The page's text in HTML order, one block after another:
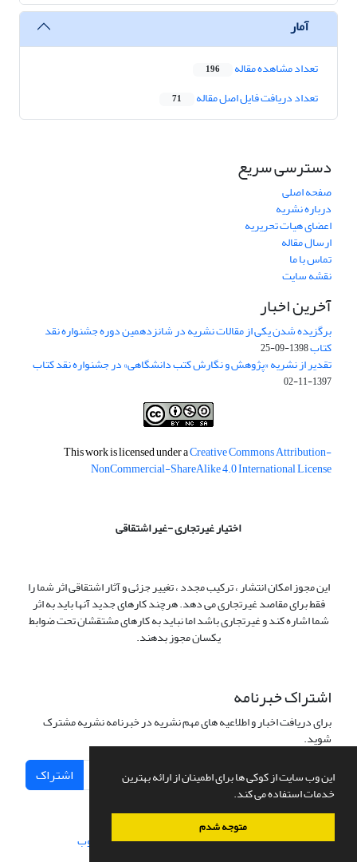
این وب سایت از کوکی ها برای اطمینان از ارائه بهترین
خدمات استفاده می کند.
متوجه شدم
آمار
تعداد مشاهده مقاله 196
تعداد دریافت فایل اصل مقاله 71
دسترسی سریع
صفحه اصلی
درباره نشریه
اعضای هیات تحریریه
ارسال مقاله
تماس با ما
نقشه سایت
آخرین اخبار
برگزیده شدن یکی از مقالات نشریه در شانزدهمین دوره جشنواره نقد
کتاب1398-09-25
تقدیر از نشریه «پژوهش و نگارش کتب دانشگاهی» در جشنواره نقد کتاب
1397-11-02
This work is licensed under aCreative Commons Attribution-
NonCommercial-ShareAlike 4.0 International License
اختیار غیرتجاری -غیر اشتقاقی
این مجوز امکان انتشار ، ترکیب مجدد ، تغییر جزئی و آثار اشتقاقی اثر شما را
فقط برای مقاصد غیرتجاری می دهد. هرچند کارهای جدید آنها باید به اثر
شما اشاره کند و غیرتجاری باشد اما نباید به کارهای مشتقشان تحت ضوابط
یکسان مجوز بدهند.
اشتراک خبرنامه
برای دریافت اخبار و اطلاعیه های مهم نشریه در خبرنامه نشریه مشترک
شوید.
اشتراک
سامانه مدیریت نشریات علمی.طراحی و پیاده سازی از سیناوب